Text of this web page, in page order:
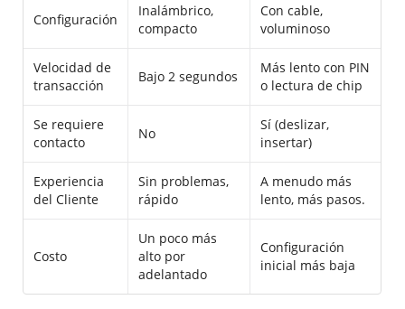
Configuración
Inalámbrico,
compacto
Con cable,
voluminoso
Velocidad de
transacción
Bajo 2 segundos
Más lento con PIN
o lectura de chip
Se requiere
contacto
No
Sí (deslizar,
insertar)
Experiencia
del Cliente
Sin problemas,
rápido
A menudo más
lento, más pasos.
Costo
Un poco más
alto por
adelantado
Configuración
inicial más baja